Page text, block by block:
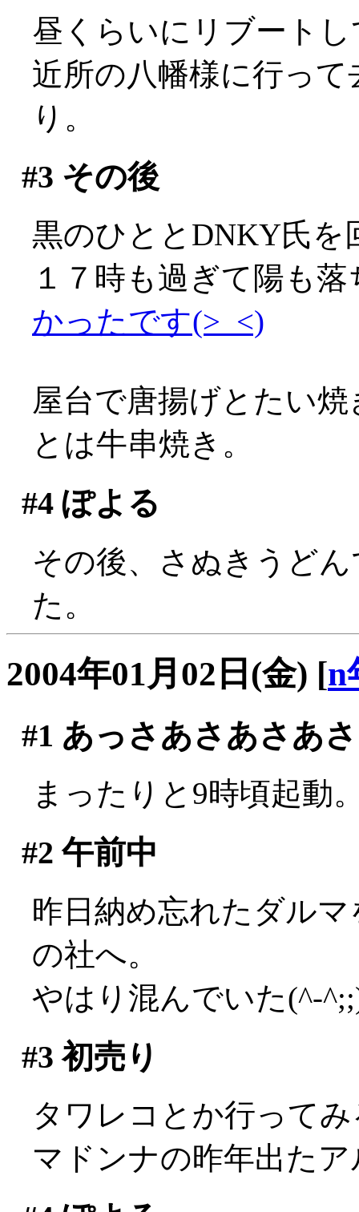
昼くらいにリブート
近所の八幡様に行っ
り。
#3 その後
黒のひととDNKY氏を
１７時も過ぎて陽も
かったです(>_<)
屋台で唐揚げとたい
とは牛串焼き。
#4ぽよる
その後、さぬきうど
た。
2004年01月02日(金) [n
#1 あっさあさあさあ
まったりと9時頃起動
#2 午前中
昨日納め忘れたダル
の社へ。
やはり混んでいた(^-
#3 初売り
タワレコとか行って
マドンナの昨年出た